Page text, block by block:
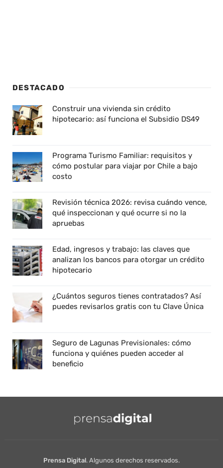
DESTACADO
Construir una vivienda sin crédito
hipotecario: así funciona el Subsidio DS49
Programa Turismo Familiar: requisitos y
cómo postular para viajar por Chile a bajo
costo
Revisión técnica 2026: revisa cuándo vence,
qué inspeccionan y qué ocurre si no la
apruebas
Edad, ingresos y trabajo: las claves que
analizan los bancos para otorgar un crédito
hipotecario
¿Cuántos seguros tienes contratados? Así
puedes revisarlos gratis con tu Clave Única
Seguro de Lagunas Previsionales: cómo
funciona y quiénes pueden acceder al
beneficio
Prensa Digital. Algunos derechos reservados.